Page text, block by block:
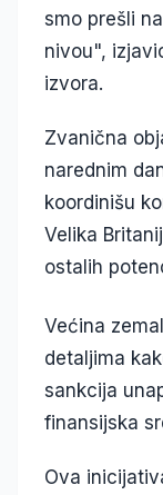
smo prešli
nivou",
izvora.
Zvanična
narednim
koordinišu
Velika
ostalih
Većina
detaljima
sankcija
finansijska
Ova